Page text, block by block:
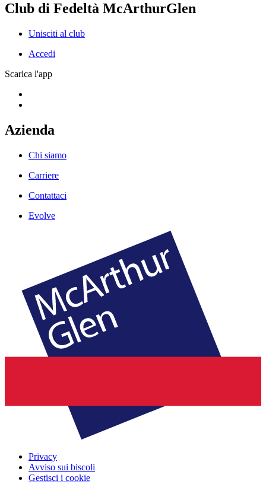
Club di Fedeltà McArthurGlen
Unisciti al club
Accedi
Scarica l'app
Azienda
Chi siamo
Carriere
Contattaci
Evolve
Privacy
Avviso sui biscoli
Gestisci i cookie